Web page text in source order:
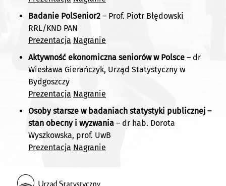
Badanie PolSenior2 – Prof. Piotr Błędowski
RRL/KND PAN
Prezentacja Nagranie
Aktywność ekonomiczna seniorów w Polsce – dr
Wiesława Gierańczyk, Urząd Statystyczny w
Bydgoszczy
Prezentacja Nagranie
Osoby starsze w badaniach statystyki publicznej –
stan obecny i wyzwania – dr hab. Dorota
Wyszkowska, prof. UwB
Prezentacja Nagranie